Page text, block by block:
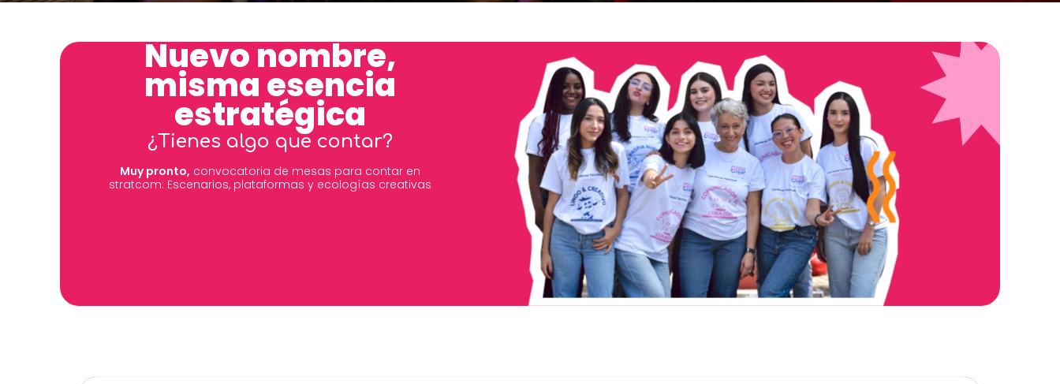
Nuevo nombre,
misma esencia
estratégica
¿Tienes algo que contar?
Muy pronto, convocatoria de mesas para contar en
stratcom: Escenarios, plataformas y ecologías creativas